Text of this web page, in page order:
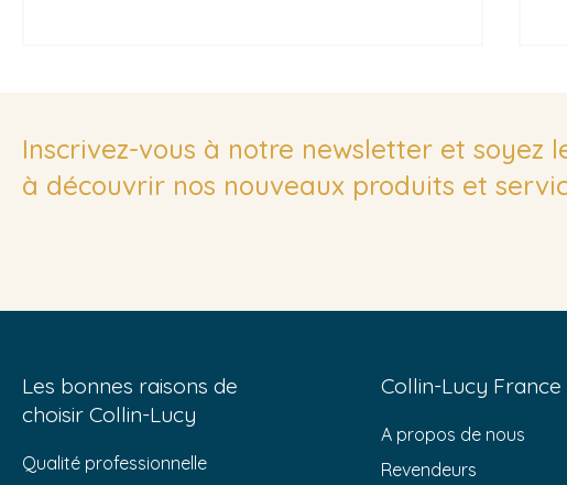
Inscrivez-vous à notre newsletter et soyez
à découvrir nos nouveaux produits et
Les bonnes raisons de
choisir Collin-Lucy
Qualité professionnelle
Collin-Lucy France
A propos de nous
Revendeurs